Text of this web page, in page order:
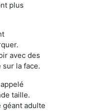
plus
avec des
la face.
taille.
géant adulte